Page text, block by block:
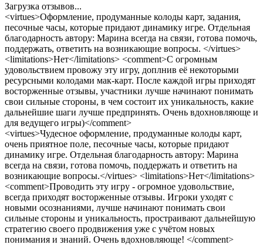
Загрузка отзывов...
<virtues>Оформление, продуманные колоды карт, задания,
песочные часы, которые придают динамику игре. Отдельная
благодарность автору: Марина всегда на связи, готова помочь,
поддержать, ответить на возникающие вопросы. </virtues>
<limitations>Нет</limitations> <comment>С огромным
удовольствием провожу эту игру, доплнив её некоторыми
ресурсными колодами мак-карт. После каждой игры приходят
восторженные отзывы, участники лучше начинают понимать
свои сильные стороны, в чем состоит их уникальность, какие
дальнейшие шаги лучше предпринять. Очень вдохновляюще и
для ведущего игры)</comment>
<virtues>Чудесное оформление, продуманные колоды карт,
очень приятное поле, песочные часы, которые придают
динамику игре. Отдельная благодарность автору: Марина
всегда на связи, готова помочь, поддержать и ответить на
возникающие вопросы.</virtues> <limitations>Нет</limitations>
<comment>Проводить эту игру - огромное удовольствие,
всегда приходят восторженные отзывы. Игроки уходят с
новыми осознаниями, лучше начинают понимать свои
сильные стороны и уникальность, простраивают дальнейшую
стратегию своего продвижения уже с учётом новых
понимания и знаний. Очень вдохновляюще! </comment>